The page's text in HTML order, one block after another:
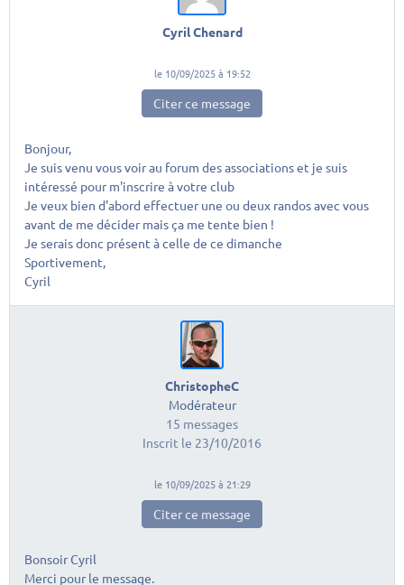
Cyril Chenard
le 10/09/2025 à 19:52
Citer ce message
Bonjour,
Je suis venu vous voir au forum des associations et je suis
intéressé pour m'inscrire à votre club
Je veux bien d'abord effectuer une ou deux randos avec vous
avant de me décider mais ça me tente bien !
Je serais donc présent à celle de ce dimanche
Sportivement,
Cyril
ChristopheC
Modérateur
15 messages
Inscrit le 23/10/2016
le 10/09/2025 à 21:29
Citer ce message
Bonsoir Cyril
Merci pour le message.